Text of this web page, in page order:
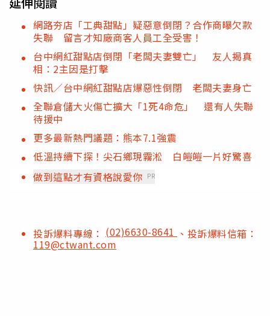
網路夯店「工典甜點」疑惡意倒閉？合作商曝欠款
失聯 留言才知廠商客人員工全受害！
台中網紅甜點店倒閉「老闆夫妻雙亡」 友人揭真
相：2主因是打擊
快訊／台中網紅甜點店爆惡性倒閉 老闆夫妻身亡
全聯倉儲大火傷亡擴大「1死4命危」 還有人失聯
待援中
更多最新熱門議題：熊本7.1強震
低溫持續下探！尖石鄉現霧淞 白皚皚一片好驚喜
做到這點才有資格說愛你 PR
投訴爆料專線： (02)6630-8641 、投訴爆料信箱：
119@ctwant.com